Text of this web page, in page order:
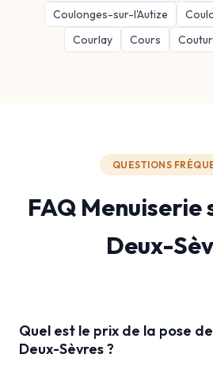
Coulonges-sur-l'Autize
Courlay
Cours
QUESTIONS
FAQ Menuiserie
Deux-
Quel est le prix de la pose
Deux-Sèvres ?